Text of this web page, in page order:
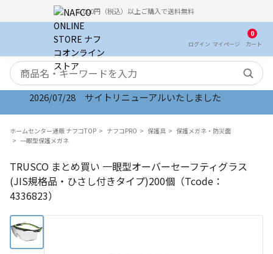
5,000円（税込）以上ご購入で送料無料
ログイン マイ ページ
0
カート
検索キーワード
2026/07/28 サイトリニューアルいたしました
ホームセンター通販 ナフコTOP ナフコPRO 保護具
保護メガネ・防災面
一眼型保護メガネ
TRUSCO まとめ買い 一眼型オーバーセーフティグラス
(JIS規格品・ひさし付きタイプ)200個（Tcode：
4336823）